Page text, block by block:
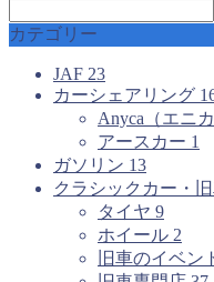
カテゴリー
JAF 23
カーシェアリング
Anyca（エニ
アースカー 1
ガソリン 13
クラシックカー・
タイヤ 9
ホイール 2
旧車のイベン